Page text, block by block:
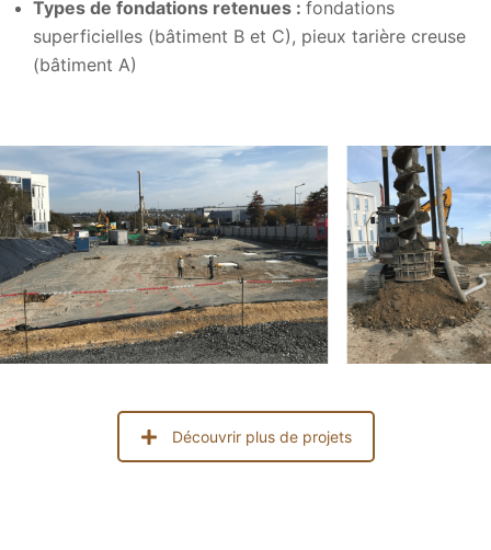
Types de fondations retenues : fondations
superficielles (bâtiment B et C), pieux tarière creuse
(bâtiment A)
Découvrir plus de projets